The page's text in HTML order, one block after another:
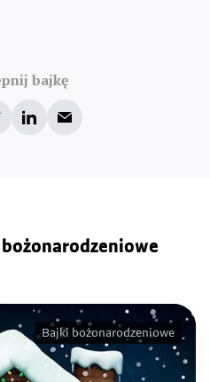
bajkę
Bajki bożonarodzeniowe